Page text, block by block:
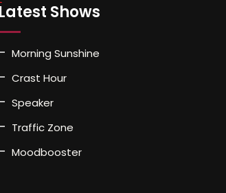
Latest Shows
Morning Sunshine
Crast Hour
Speaker
Traffic Zone
Moodbooster